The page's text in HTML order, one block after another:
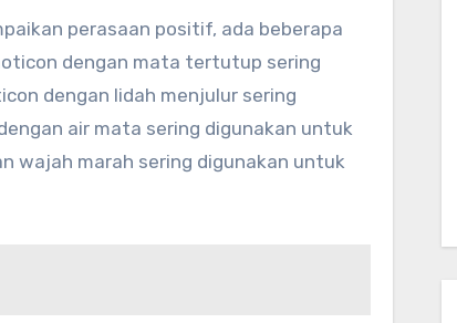
perasaan positif, ada beberapa
dengan mata tertutup sering
dengan lidah menjulur sering
air mata sering digunakan untuk
wajah marah sering digunakan untuk